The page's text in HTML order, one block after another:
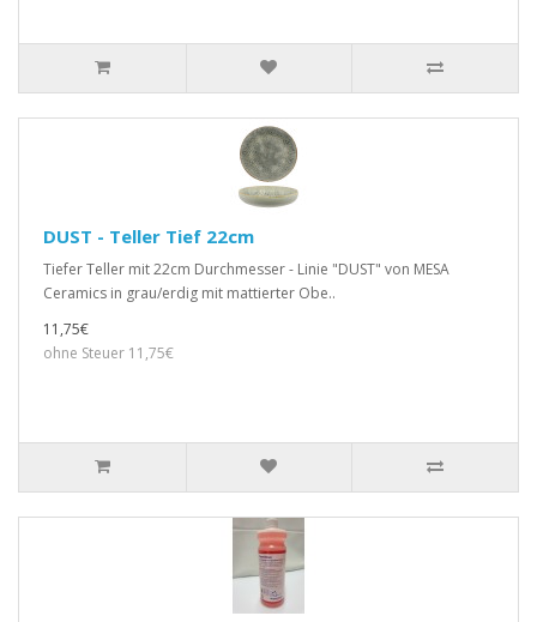
DUST - Teller Tief 22cm
Tiefer Teller mit 22cm Durchmesser - Linie "DUST" von MESA
Ceramics in grau/erdig mit mattierter Obe..
11,75€
ohne Steuer 11,75€